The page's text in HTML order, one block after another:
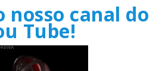
nosso canal do
Tube!